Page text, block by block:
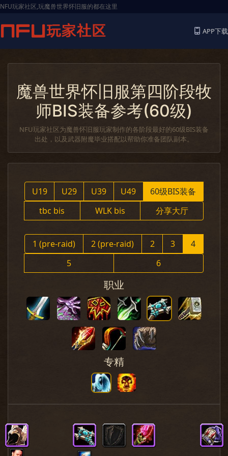
NFU玩家社区,玩魔兽世界怀旧服的都在这里
APP下载
魔兽世界怀旧服第四阶段牧
师BIS装备参考(60级)
NFU玩家社区为魔兽怀旧服玩家制作的各阶段最好的60级BIS装备
出处，以及武器附魔毕业搭配以帮助你准备团队副本。
U19 U29 U39 U49
60级BIS装备
tbc bis
WLK bis 分享大厅
1 (pre-raid) 2 (pre-raid) 2 3
4
5
6
职业
专精